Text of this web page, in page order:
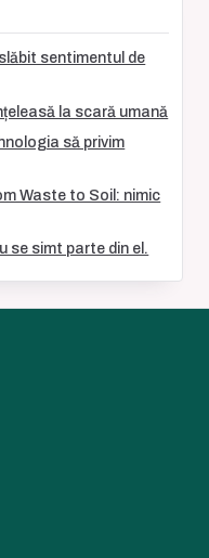
sentimentul de
la scară umană
să privim
Waste to Soil: nimic
se simt parte din el.